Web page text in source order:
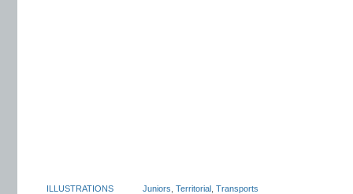
ILLUSTRATIONS Juniors Territorial Transports